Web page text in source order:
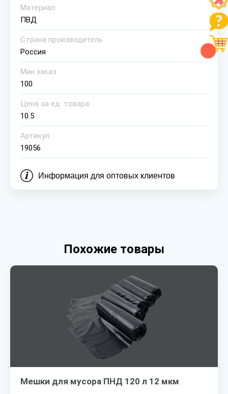
Материал
ПВД
Страна производитель
Россия
Мин.заказ
100
Цена за ед. товара:
10.5
Артикул:
19056
Информация для оптовых клиентов
Похожие товары
Мешки для мусора ПНД 120 л 12 мкм